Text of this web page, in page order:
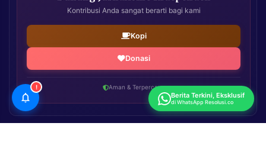
Kontribusi Anda sangat berarti bagi kami
Kopi
Donasi
Aman & Terpercaya
!
Berita Terkini, Eksklusif
di WhatsApp Resolusi.co